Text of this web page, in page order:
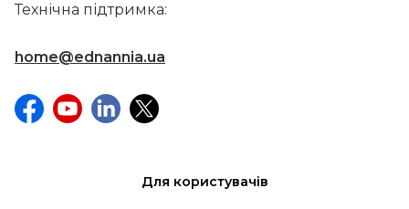
Технічна підтримка:
home@ednannia.ua
Для користувачів